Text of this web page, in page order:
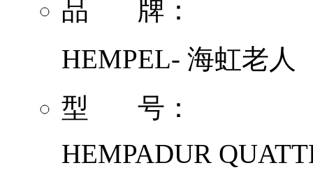
品 牌：
HEMPEL- 海虹老人
型 号：
HEMPADUR